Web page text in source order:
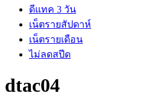
ดีแทค 3 วัน
เน็ตรายสัปดาห์
เน็ตรายเดือน
ไม่ลดสปีด
dtac04